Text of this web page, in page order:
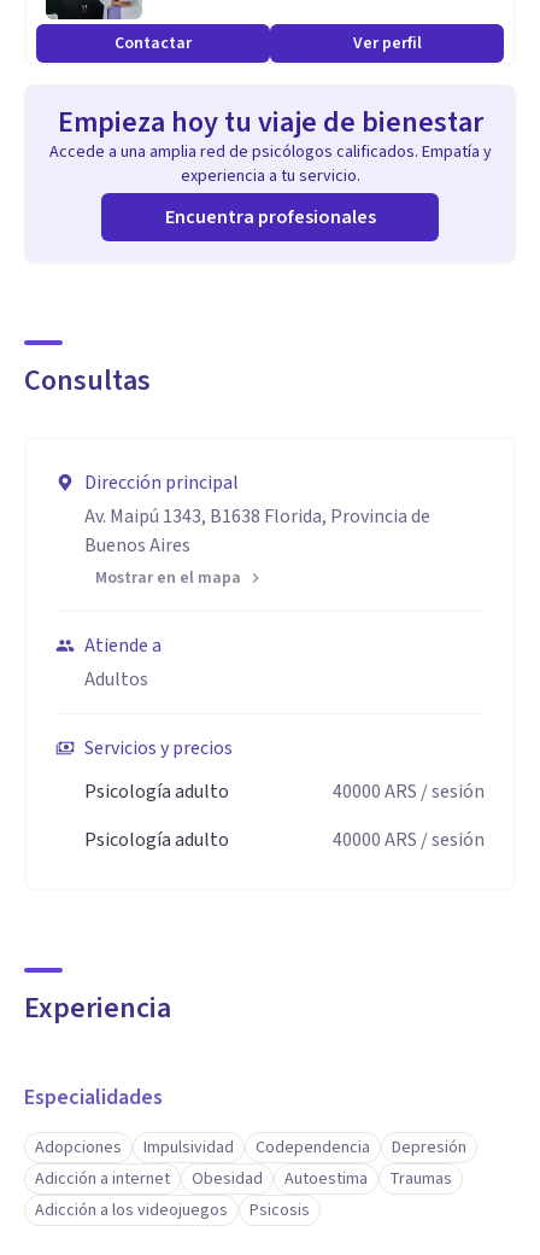
Contactar Ver perfil
Empieza hoy tu viaje de bienestar
Accede a una amplia red de psicólogos calificados. Empatía y
experiencia a tu servicio.
Encuentra profesionales
Consultas
Dirección principal
Av. Maipú 1343, B1638 Florida, Provincia de
Buenos Aires
Mostrar en el mapa
Atiende a
Adultos
Servicios y precios
Psicología adulto
40000ARS / sesión
Psicología adulto
40000ARS / sesión
Experiencia
Especialidades
Adopciones Impulsividad Codependencia
Depresión
Adicción a internet
Obesidad Autoestima
Traumas
Adicción a los videojuegos
Psicosis